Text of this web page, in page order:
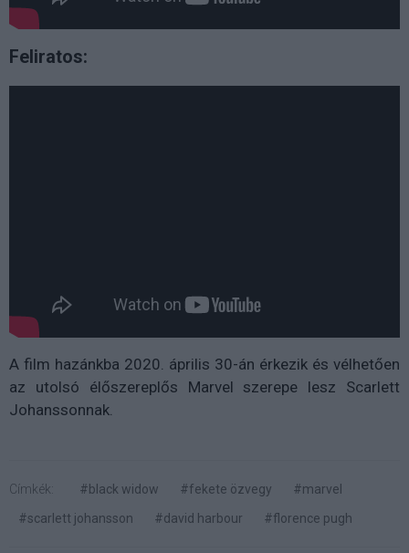
Feliratos:
A film hazánkba 2020. április 30-án érkezik és vélhetően
az utolsó élőszereplős Marvel szerepe lesz Scarlett
Johanssonnak.
Címkék: #black widow #fekete özvegy
#marvel
#scarlett johansson
#david harbour #florence pugh